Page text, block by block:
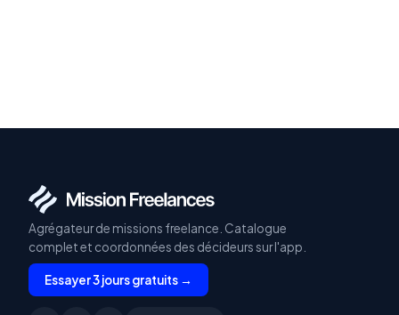
Agrégateur de missions freelance. Catalogue
complet et coordonnées des décideurs sur l'app.
Essayer 3 jours gratuits →